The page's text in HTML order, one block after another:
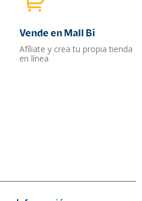
Vende en Mall Bi
Afíliate y crea tu propia tienda
en línea